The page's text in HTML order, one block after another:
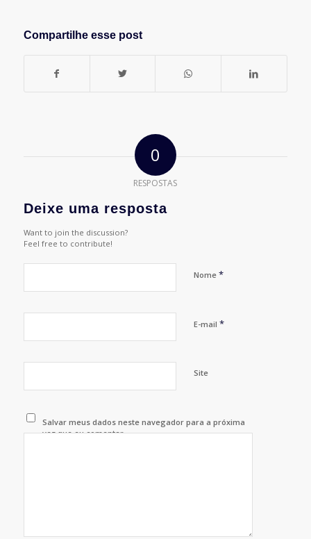
Compartilhe esse post
0
RESPOSTAS
Deixe uma resposta
Want to join the discussion?
Feel free to contribute!
Nome *
E-mail *
Site
Salvar meus dados neste navegador para a próxima
vez que eu comentar.